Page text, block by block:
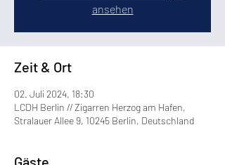
ansehen
Zeit & Ort
02. Juli 2024, 18:30
LCDH Berlin // Zigarren Herzog am Hafen,
Stralauer Allee 9, 10245 Berlin, Deutschland
Gäste